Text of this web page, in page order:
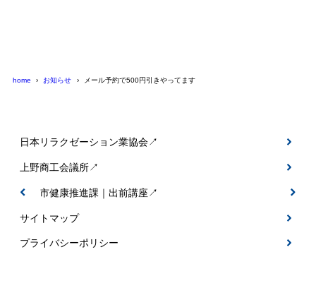
home お知らせ メール予約で500円引きやってます
日本リラクゼーション業協会↗
上野商工会議所↗
伊賀市健康推進課｜出前講座↗
サイトマップ
プライバシーポリシー